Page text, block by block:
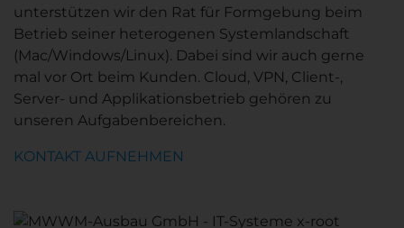
unterstützen wir den Rat für Formgebung beim
Betrieb seiner heterogenen Systemlandschaft
(Mac/Windows/Linux). Dabei sind wir auch gerne
mal vor Ort beim Kunden. Cloud, VPN, Client-,
Server- und Applikationsbetrieb gehören zu
unseren Aufgabenbereichen.
KONTAKT AUFNEHMEN